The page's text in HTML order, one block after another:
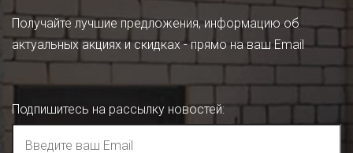
Получайте лучшие предложения, информацию об
актуальных акциях и скидках - прямо на ваш Email
Подпишитесь на рассылку новостей: